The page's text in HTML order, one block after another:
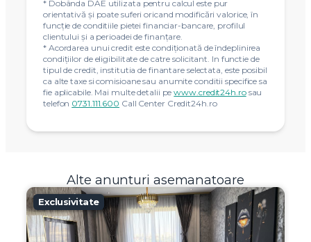
* Dobânda DAE utilizata pentru calcul este pur
orientativă și poate suferi oricand modificări valorice, în
funcție de conditiile pietei financiar-bancare, profilul
clientului și a perioadei de finanțare.
* Acordarea unui credit este condiţionată de îndeplinirea
condiţiilor de eligibilitate de catre solicitant. In functie de
tipul de credit, institutia de finantare selectata, este posibil
ca alte taxe si comisioane sau anumite conditii specifice sa
fie aplicabile. Mai multe detalii pewww.credit24h.rosau
telefon 0731.111.600 Call Center Credit24h.ro
Alte anunturi asemanatoare
Exclusivitate